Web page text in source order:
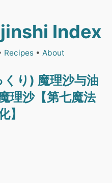
Index
Recipes• About
くり) 魔理沙与油
理沙【第七魔法
】